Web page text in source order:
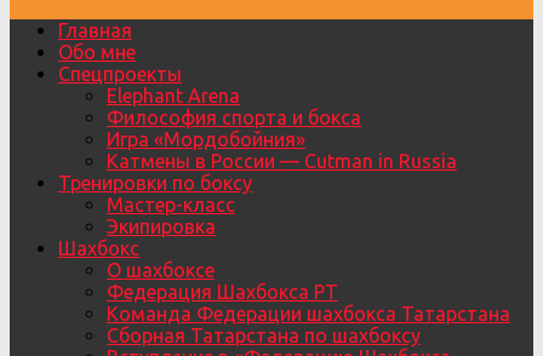
Главная
Обо мне
Спецпроекты
Elephant Arena
Философия спорта и бокса
Игра «Мордобойния»
Катмены в России — Cutman in Russia
Тренировки по боксу
Мастер-класс
Экипировка
Шахбокс
О шахбоксе
Федерация Шахбокса РТ
Команда Федерации шахбокса Татарстана
Сборная Татарстана по шахбоксу